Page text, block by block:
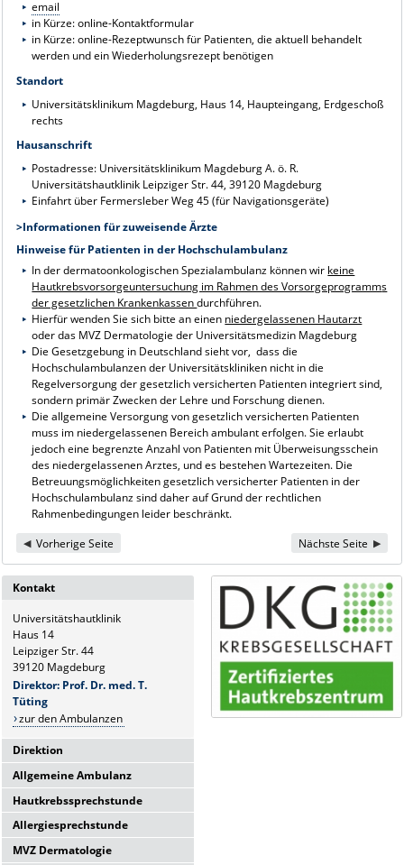
email
in Kürze: online-Kontaktformular
in Kürze: online-Rezeptwunsch für Patienten, die aktuell behandelt
werden und ein Wiederholungsrezept benötigen
Standort
Universitätsklinikum Magdeburg, Haus 14, Haupteingang, Erdgeschoß
rechts
Hausanschrift
Postadresse: Universitätsklinikum Magdeburg A. ö. R.
Universitätshautklinik Leipziger Str. 44, 39120 Magdeburg
Einfahrt über Fermersleber Weg 45 (für Navigationsgeräte)
>Informationen für zuweisende Ärzte
Hinweise für Patienten in der Hochschulambulanz
In der dermatoonkologischen Spezialambulanz können wir keine
Hautkrebsvorsorgeuntersuchung im Rahmen des Vorsorgeprogramms
der gesetzlichen Krankenkassendurchführen.
Hierfür wenden Sie sich bitte an einen niedergelassenen Hautarzt
oder das MVZ Dermatologie der Universitätsmedizin Magdeburg
Die Gesetzgebung in Deutschland sieht vor, dass die
Hochschulambulanzen der Universitätskliniken nicht in die
Regelversorgung der gesetzlich versicherten Patienten integriert sind,
sondern primär Zwecken der Lehre und Forschung dienen.
Die allgemeine Versorgung von gesetzlich versicherten Patienten
muss im niedergelassenen Bereich ambulant erfolgen. Sie erlaubt
jedoch eine begrenzte Anzahl von Patienten mit Überweisungsschein
des niedergelassenen Arztes, und es bestehen Wartezeiten. Die
Betreuungsmöglichkeiten gesetzlich versicherter Patienten in der
Hochschulambulanz sind daher auf Grund der rechtlichen
Rahmenbedingungen leider beschränkt.
Vorherige Seite
Nächste Seite
Kontakt
Universitätshautklinik
Haus 14
Leipziger Str. 44
39120 Magdeburg
Direktor: Prof. Dr. med. T.
Tüting
zur den Ambulanzen
Allgemeine Ambulanz
Sie erreichen uns telefonisch Mo-
Fr.:
8-10 Uhr
Hier finden Sie uns:
Hautkrebssprechstunde
Sie erreichen uns telefonisch Mo-
Fr.:
Allergiesprechstunde
Sie erreichen uns telefonisch Mo-
MVZ Dermatologie
Direktion
Universitätshautklinik
Haus 14
Leipziger Str. 44
39120 Magdeburg
Direktor: Prof. Dr. med. T.